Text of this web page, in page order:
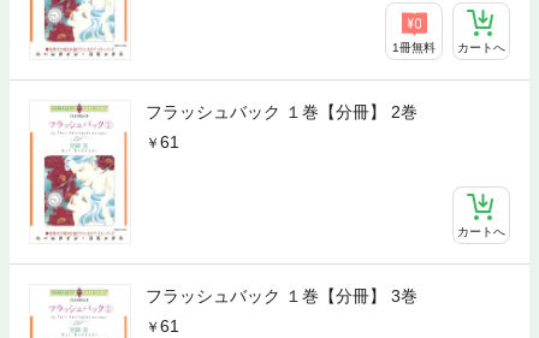
1冊無料 カートへ
フラッシュバック １巻【分冊】 2巻
61
カートへ
フラッシュバック １巻【分冊】 3巻
61